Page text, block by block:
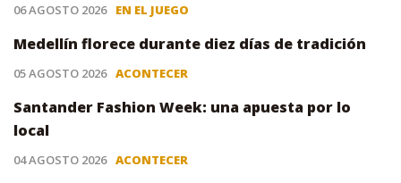
06 AGOSTO 2026 EN EL JUEGO
Medellín florece durante diez días de tradición
05 AGOSTO 2026 ACONTECER
Santander Fashion Week: una apuesta por lo
local
04 AGOSTO 2026 ACONTECER